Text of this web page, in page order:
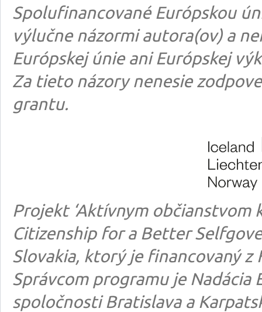
Spolufinancované Európskou
výlučne názormi autora(ov) a
Európskej únie ani Európskej
Za tieto názory nenesie
grantu.
Projekt ‘Aktívnym občianstvom
Citizenship for a Better
Slovakia, ktorý je financovaný z
Správcom programu je
spoločnosti Bratislava a